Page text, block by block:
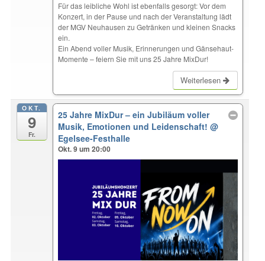
Für das leibliche Wohl ist ebenfalls gesorgt: Vor dem
Konzert, in der Pause und nach der Veranstaltung lädt
der MGV Neuhausen zu Getränken und kleinen Snacks
ein.
Ein Abend voller Musik, Erinnerungen und Gänsehaut-
Momente – feiern Sie mit uns 25 Jahre MixDur!
Weiterlesen
OKT.
9
Fr.
25 Jahre MixDur – ein Jubiläum voller
Musik, Emotionen und Leidenschaft!@
Egelsee-Festhalle
Okt. 9 um 20:00